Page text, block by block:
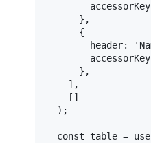
accessorKey
      },
      {
header:
accessorKey
      },
    ],
    []
  );
const table =